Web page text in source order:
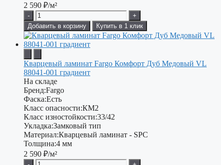
2 590 ₽/м²
-
+
Добавить в корзину
Купить в 1 клик
Кварцевый ламинат Fargo Комфорт Дуб Медовый VL
88041-001 градиент
На складе
Бренд:Fargo
Фаска:Есть
Класс опасности:КМ2
Класс изностойкости:33/42
Укладка:Замковый тип
Материал:Кварцевый ламинат - SPC
Толщина:4 мм
2 590 ₽/м²